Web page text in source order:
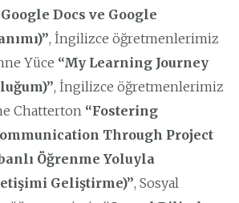
Docs ve Google
, İngilizce öğretmenlerimiz
Yüce “My Learning Journey
, İngilizce öğretmenlerimiz
Chatterton “Fostering
Through Project
Öğrenme Yoluyla
Geliştirme)”, Sosyal